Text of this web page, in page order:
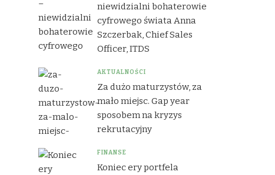
niewidzialni bohaterowie
cyfrowego świata Anna
Szczerbak, Chief Sales
Officer, ITDS
AKTUALNOŚCI
Za dużo maturzystów, za
mało miejsc. Gap year
sposobem na kryzys
rekrutacyjny
FINANSE
Koniec ery portfela